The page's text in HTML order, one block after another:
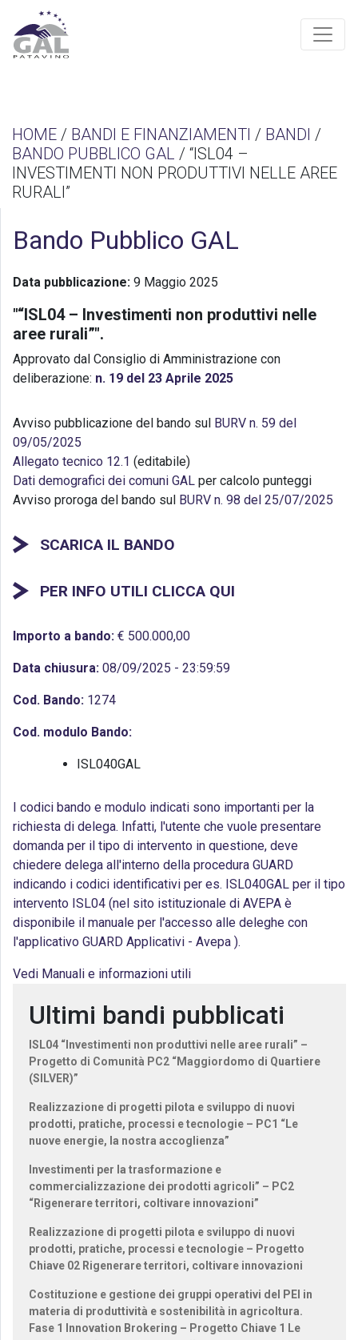
HOME / BANDI E FINANZIAMENTI / BANDI /
BANDO PUBBLICO GAL / “ISL04 –
INVESTIMENTI NON PRODUTTIVI NELLE AREE
RURALI”
Bando Pubblico GAL
Data pubblicazione: 9 Maggio 2025
"“ISL04 – Investimenti non produttivi nelle
aree rurali”".
Approvato dal Consiglio di Amministrazione con
deliberazione: n. 19 del 23 Aprile 2025
Avviso pubblicazione del bando sul BURV n. 59 del
09/05/2025
Allegato tecnico 12.1 (editabile)
Dati demografici dei comuni GAL per calcolo punteggi
Avviso proroga del bando sul BURV n. 98 del 25/07/2025
SCARICA IL BANDO
PER INFO UTILI CLICCA QUI
Importo a bando: € 500.000,00
Data chiusura: 08/09/2025 - 23:59:59
Cod. Bando: 1274
Cod. modulo Bando:
ISL040GAL
I codici bando e modulo indicati sono importanti per la
richiesta di delega. Infatti, l'utente che vuole presentare
domanda per il tipo di intervento in questione, deve
chiedere delega all'interno della procedura GUARD
indicando i codici identificativi per es. ISL040GAL per il tipo
intervento ISL04 (nel sito istituzionale di AVEPA è
disponibile il manuale per l'accesso alle deleghe con
l'applicativo GUARD Applicativi - Avepa ).
Vedi Manuali e informazioni utili
Ultimi bandi pubblicati
ISL04 “Investimenti non produttivi nelle aree rurali” –
Progetto di Comunità PC2 “Maggiordomo di Quartiere
(SILVER)”
Realizzazione di progetti pilota e sviluppo di nuovi
prodotti, pratiche, processi e tecnologie – PC1 “Le
nuove energie, la nostra accoglienza”
Investimenti per la trasformazione e
commercializzazione dei prodotti agricoli” – PC2
“Rigenerare territori, coltivare innovazioni”
Realizzazione di progetti pilota e sviluppo di nuovi
prodotti, pratiche, processi e tecnologie – Progetto
Chiave 02 Rigenerare territori, coltivare innovazioni
Costituzione e gestione dei gruppi operativi del PEI in
materia di produttività e sostenibilità in agricoltura.
Fase 1 Innovation Brokering – Progetto Chiave 1 Le